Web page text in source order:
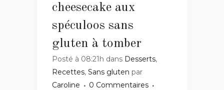
cheesecake aux
spéculoos sans
gluten à tomber
Posté à 08:21h dans Desserts,
Recettes, Sans gluten par
Caroline
0 Commentaires